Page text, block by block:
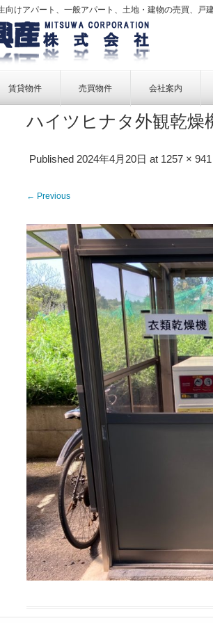
けアパート、一般アパート、土地・建物の売買、戸
賃貸物件
賃貸物件一覧
売買物件
売買物件一覧
会社案内
事業内容
ハイツヒナタ外観乾燥
Published 2024年4月20日 at 1257 × 941
← Previous